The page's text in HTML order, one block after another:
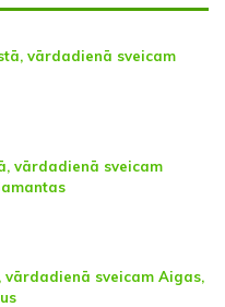
vārdadienā sveicam
vārdadienā sveicam
vārdadienā sveicam Aigas,